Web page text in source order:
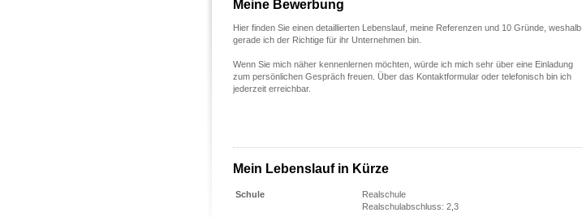
Meine Bewerbung
Hier finden Sie einen detaillierten Lebenslauf, meine Referenzen und 10 Gründe, weshalb
gerade ich der Richtige für ihr Unternehmen bin.
Wenn Sie mich näher kennenlernen möchten, würde ich mich sehr über eine Einladung
zum persönlichen Gespräch freuen. Über das Kontaktformular oder telefonisch bin ich
jederzeit erreichbar.
Mein Lebenslauf in Kürze
Schule
Realschule
Realschulabschluss: 2,3